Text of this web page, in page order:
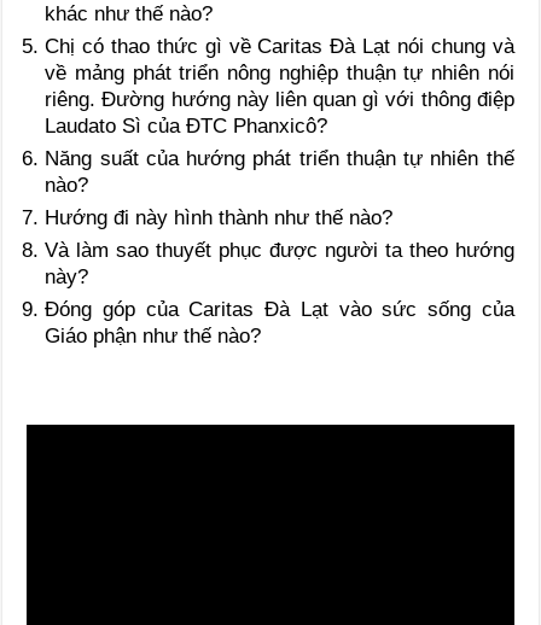
khác như thế nào?
Chị có thao thức gì về Caritas Đà Lạt nói chung và
về mảng phát triển nông nghiệp thuận tự nhiên nói
riêng. Đường hướng này liên quan gì với thông điệp
Laudato Sì của ĐTC Phanxicô?
Năng suất của hướng phát triển thuận tự nhiên thế
nào?
Hướng đi này hình thành như thế nào?
Và làm sao thuyết phục được người ta theo hướng
này?
Đóng góp của Caritas Đà Lạt vào sức sống của
Giáo phận như thế nào?